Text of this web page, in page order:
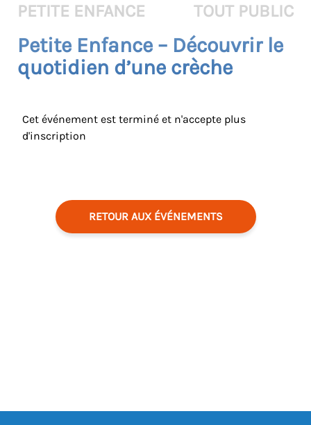
PETITE ENFANCE
TOUT PUBLIC
Petite Enfance – Découvrir le
quotidien d’une crèche
Cet événement est terminé et n'accepte plus
d'inscription
RETOUR AUX ÉVÉNEMENTS